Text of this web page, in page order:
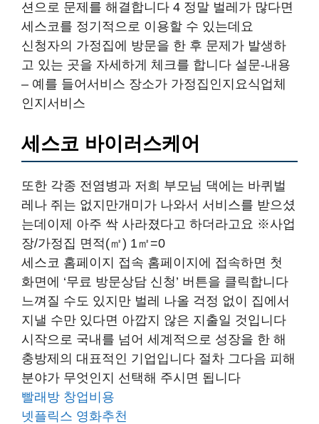
션으로 문제를 해결합니다 4 정말 벌레가 많다면
세스코를 정기적으로 이용할 수 있는데요
신청자의 가정집에 방문을 한 후 문제가 발생하
고 있는 곳을 자세하게 체크를 합니다 설문-내용
– 예를 들어서비스 장소가 가정집인지요식업체
인지서비스
세스코 바이러스케어
또한 각종 전염병과 저희 부모님 댁에는 바퀴벌
레나 쥐는 없지만개미가 나와서 서비스를 받으셨
는데이제 아주 싹 사라졌다고 하더라고요 ※사업
장/가정집 면적(㎡) 1㎡=0
세스코 홈페이지 접속 홈페이지에 접속하면 첫
화면에 ‘무료 방문상담 신청’ 버튼을 클릭합니다
느껴질 수도 있지만 벌레 나올 걱정 없이 집에서
지낼 수만 있다면 아깝지 않은 지출일 것입니다
시작으로 국내를 넘어 세계적으로 성장을 한 해
충방제의 대표적인 기업입니다 절차 그다음 피해
분야가 무엇인지 선택해 주시면 됩니다
빨래방 창업비용
넷플릭스 영화추천